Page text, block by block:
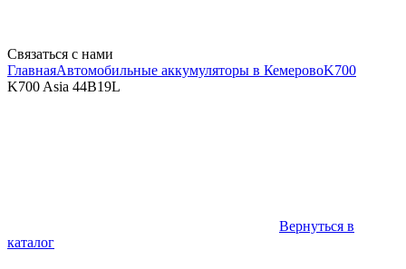
Связаться с нами
ГлавнаяАвтомобильные аккумуляторы в КемеровоK700
K700 Asia 44B19L
Вернуться в
каталог